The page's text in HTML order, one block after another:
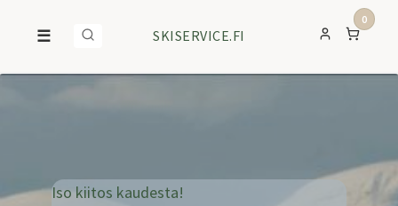
☰ SKISERVICE.FI
0
Iso kiitos kaudesta!